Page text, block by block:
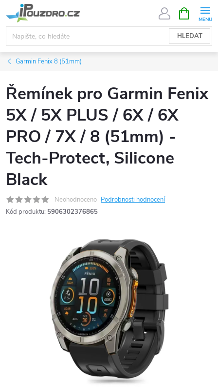
na
obsah
HLEDAT
NÁKUPNÍ
KOŠÍK
Garmin Fenix 8 (51mm)
Řemínek pro Garmin Fenix
5X / 5X PLUS / 6X / 6X
PRO / 7X / 8 (51mm) -
Tech-Protect, Silicone
Black
Neohodnoceno Podrobnosti hodnocení
Kód produktu: 5906302376865